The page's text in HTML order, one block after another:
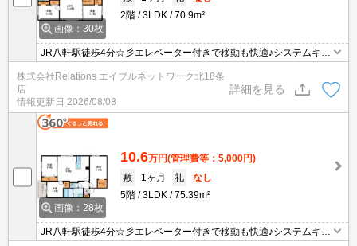
画像：30枚
2階
3LDK 70.9m²
JR八軒駅徒歩4分☆彡エレベーター付きで移動も快適♪システムキッ
チン・エアコン・浴室追い炊き機能・浴室乾燥機など設備が充実♪徒
歩圏内にスーパー・コンビニ・ドラックストアがあり普段のお買い
株式会社Relations エイブルネットワーク北18条
店
情報更新日 2026/08/08
詳細を見る
画像：28枚
10.6万円(管理費等：5,000円)
敷
1ヶ月 礼
なし
5階
3LDK 75.39m²
JR八軒駅徒歩4分☆彡エレベーター付きで移動も快適♪システムキッ